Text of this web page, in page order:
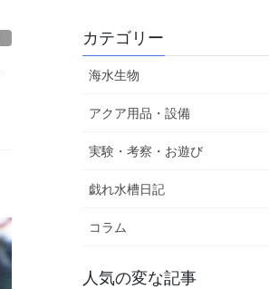
カテゴリー
海水生物
アクア用品・設備
実験・考察・お遊び
戯れ水槽日記
コラム
人気の変な記事